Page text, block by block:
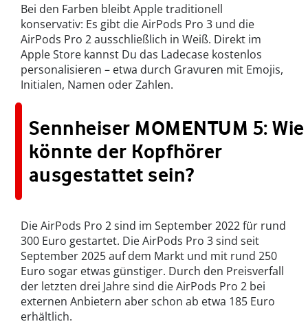
Bei den Farben bleibt Apple traditionell
konservativ: Es gibt die AirPods Pro 3 und die
AirPods Pro 2 ausschließlich in Weiß. Direkt im
Apple Store kannst Du das Ladecase kostenlos
personalisieren – etwa durch Gravuren mit Emojis,
Initialen, Namen oder Zahlen.
Sennheiser MOMENTUM 5: Wie
könnte der Kopfhörer
ausgestattet sein?
Die AirPods Pro 2 sind im September 2022 für rund
300 Euro gestartet. Die AirPods Pro 3 sind seit
September 2025 auf dem Markt und mit rund 250
Euro sogar etwas günstiger. Durch den Preisverfall
der letzten drei Jahre sind die AirPods Pro 2 bei
externen Anbietern aber schon ab etwa 185 Euro
erhältlich.